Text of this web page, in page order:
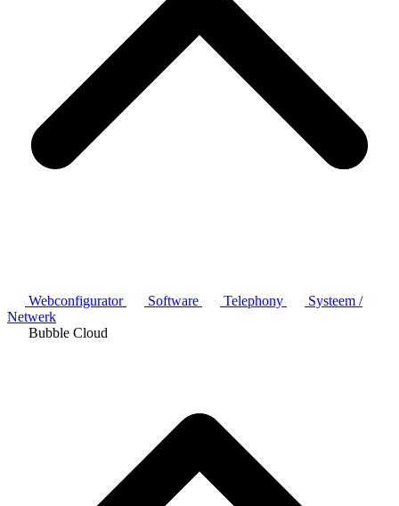
Webconfigurator Software Telephony
Systeem /
Netwerk
Bubble Cloud